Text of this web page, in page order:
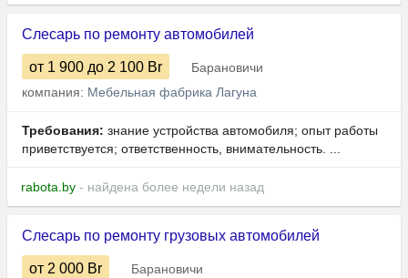
Слесарь по ремонту автомобилей
от 1 900 до 2 100 Br
Барановичи
компания: Мебельная фабрика Лагуна
Требования: знание устройства автомобиля; опыт работы
приветствуется; ответственность, внимательность. ...
rabota.by - найдена более недели назад
Слесарь по ремонту грузовых автомобилей
от 2 000 Br
Барановичи